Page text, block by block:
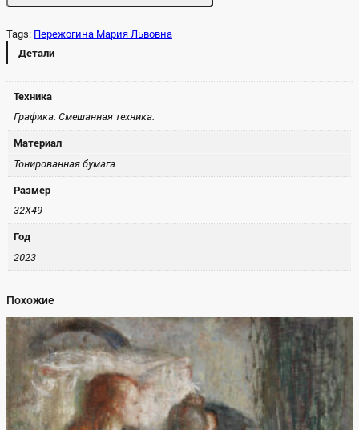
Tags: Пережогина Мария Львовна
Де­тали
Техника
Гра­фика. Сме­шан­ная тех­ни­ка.
Материал
То­ниро­ван­ная бу­мага
Размер
32Х49
Год
2023
Похожие